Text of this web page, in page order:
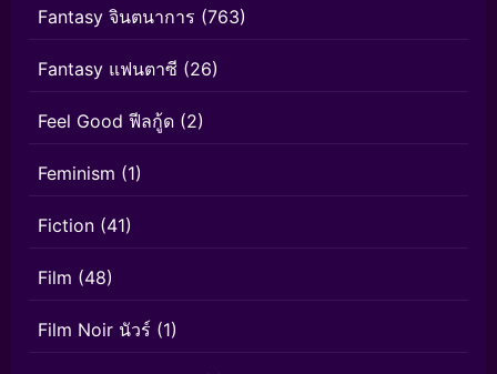
Fantasy จินตนาการ (763)
Fantasy แฟนตาซี (26)
Feel Good ฟีลกู้ด (2)
Feminism (1)
Fiction (41)
Film (48)
Film Noir นัวร์ (1)